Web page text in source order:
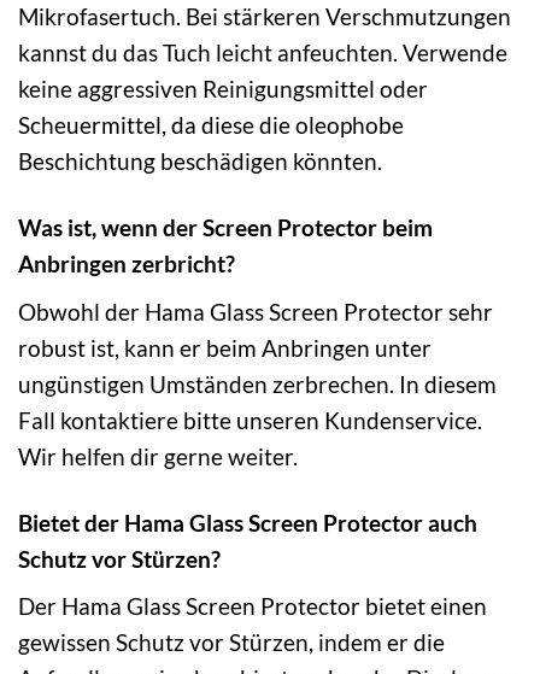
Mikrofasertuch. Bei stärkeren Verschmutzungen
kannst du das Tuch leicht anfeuchten. Verwende
keine aggressiven Reinigungsmittel oder
Scheuermittel, da diese die oleophobe
Beschichtung beschädigen könnten.
Was ist, wenn der Screen Protector beim
Anbringen zerbricht?
Obwohl der Hama Glass Screen Protector sehr
robust ist, kann er beim Anbringen unter
ungünstigen Umständen zerbrechen. In diesem
Fall kontaktiere bitte unseren Kundenservice.
Wir helfen dir gerne weiter.
Bietet der Hama Glass Screen Protector auch
Schutz vor Stürzen?
Der Hama Glass Screen Protector bietet einen
gewissen Schutz vor Stürzen, indem er die